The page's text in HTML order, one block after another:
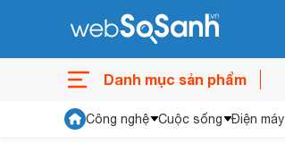
Danh mục sản phẩm
Công nghệ Cuộc sống Điện máy